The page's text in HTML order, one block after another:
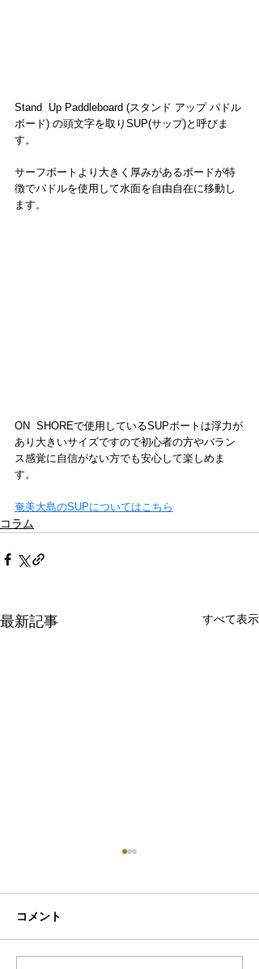
Stand  Up Paddleboard (スタンド アップ パドル
ボード) の頭文字を取りSUP(サップ)と呼びま
す。
サーフボートより大きく厚みがあるボードが特
徴でパドルを使用して水面を自由自在に移動し
ます。
ON  SHOREで使用しているSUPボートは浮力が
あり大きいサイズですので初心者の方やバラン
ス感覚に自信がない方でも安心して楽しめま
す。
奄美大島のSUPについてはこちら
コラム
最新記事 すべて表示
クジラについて
コメント